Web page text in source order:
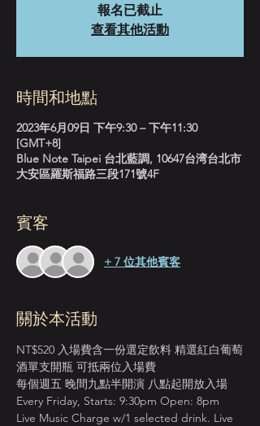
報名已截止
查看其他活動
時間和地點
2023年6月09日 下午9:30 – 下午11:30
[GMT+8]
Blue Note Taipei 台北藍調, 10647台湾台北市
大安區羅斯福路三段171號4F
賓客
+ 7 位其他賓客
關於本活動
NT$520 入場費含一份選定飲料 精選紅白葡萄
酒單支開瓶 可抵兩位入場費
每個週五 晚間九點半開演 八點起開放入場
Every Friday, Starts: 9:30pm Open: 8pm
Live Music Charge w/1 selected drink. Live